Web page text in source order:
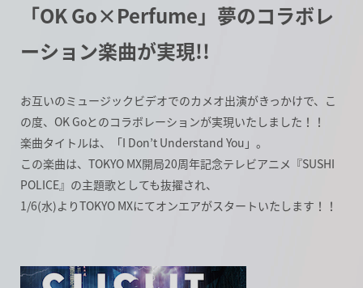
「OK Go×Perfume」夢のコラボレ
ーション楽曲が実現!!
お互いのミュージックビデオでのカメオ出演がきっかけで、こ
の度、OK Goとのコラボレーションが実現いたしました！！
楽曲タイトルは、「I Don’t Understand You」。
この楽曲は、TOKYO MX開局20周年記念テレビアニメ『SUSHI
POLICE』の主題歌としても抜擢され、
1/6(水)よりTOKYO MXにてオンエアがスタートいたします！！